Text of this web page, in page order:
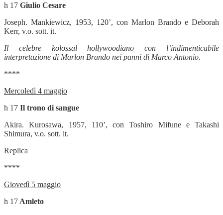
h 17 Giulio Cesare
Joseph. Mankiewicz, 1953, 120’, con Marlon Brando e Deborah
Kerr, v.o. sott. it.
Il celebre kolossal hollywoodiano con l’indimenticabile
interpretazione di Marlon Brando nei panni di Marco Antonio.
****
Mercoledì 4 maggio
h 17 Il trono di sangue
Akira. Kurosawa, 1957, 110’, con Toshiro Mifune e Takashi
Shimura, v.o. sott. it.
Replica
****
Giovedì 5 maggio
h 17 Amleto